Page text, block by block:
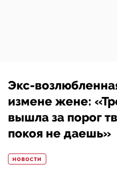
Экс-
измене жене:
вышла за порог
покоя не даешь»
НОВОСТИ